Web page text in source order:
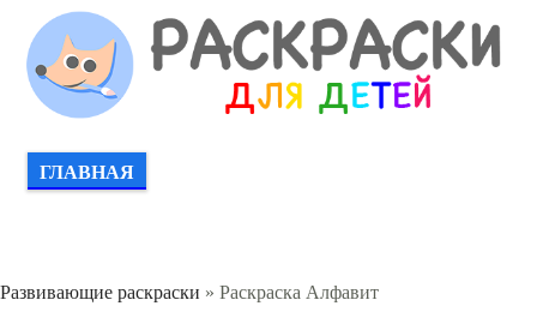
ГЛАВНАЯ
Развивающие раскраски » Раскраска Алфавит